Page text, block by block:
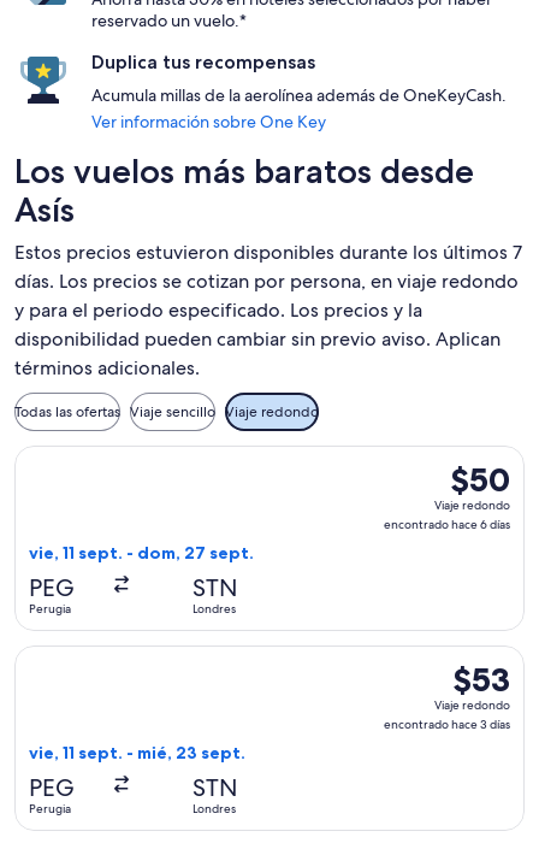
reservado un vuelo.*
Duplica tus recompensas
Acumula millas de la aerolínea además de OneKeyCash.
Ver información sobre One Key
Los vuelos más baratos desde
Asís
Estos precios estuvieron disponibles durante los últimos 7
días. Los precios se cotizan por persona, en viaje redondo
y para el periodo especificado. Los precios y la
disponibilidad pueden cambiar sin previo aviso. Aplican
términos adicionales.
Todas las ofertas Viaje sencillo Viaje redondo
$50
Viaje
redondo,
$50
Viaje redondo
encontrado hace 6 días
vie, 11 sept. - dom, 27 sept.
PEG
Perugia
STN
Londres
Seleccionar vuelo de Ryanair, con salida el vie, 11 sept.
$53
Viaje
redondo,
$53
Viaje redondo
encontrado hace 3 días
vie, 11 sept. - mié, 23 sept.
PEG
Perugia
STN
Londres
Seleccionar vuelo de Ryanair, con salida el vie, 11 sept.